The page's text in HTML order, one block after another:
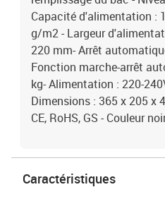
Capacité d'alimentation :
g/m2 - Largeur
220 mm- Arrêt
Fonction marche-arrêt
kg- Alimentation : 220-
Dimensions : 365 x 205 x
CE, RoHS, GS - Couleur
Caractéristiques